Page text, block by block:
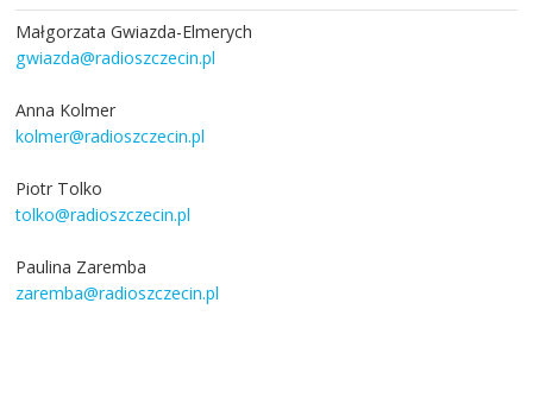
Małgorzata Gwiazda-Elmerych
gwiazda@radioszczecin.pl
Anna Kolmer
kolmer@radioszczecin.pl
Piotr Tolko
tolko@radioszczecin.pl
Paulina Zaremba
zaremba@radioszczecin.pl